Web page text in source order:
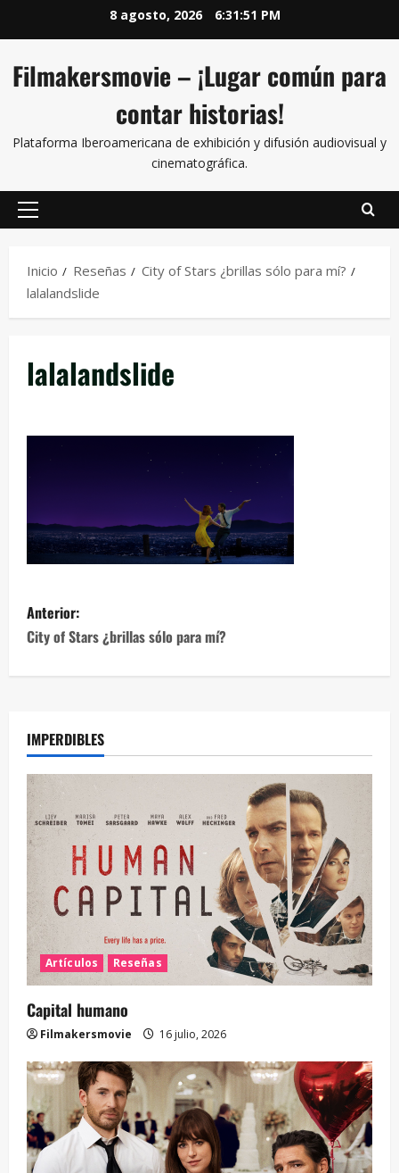
8 agosto, 2026 6:31:52 PM
Filmakersmovie – ¡Lugar común para
contar historias!
Plataforma Iberoamericana de exhibición y difusión audiovisual y
cinematográfica.
Inicio Reseñas
City of Stars ¿brillas sólo para mí?
lalalandslide
lalalandslide
Anterior:
City of Stars ¿brillas sólo para mí?
IMPERDIBLES
Artículos Reseñas
Capital humano
Filmakersmovie 16 julio, 2026